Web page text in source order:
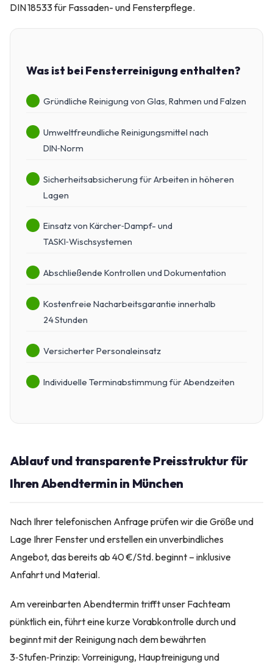
DIN 18533 für Fassaden- und Fensterpflege.
Was ist bei Fensterreinigung enthalten?
Gründliche Reinigung von Glas, Rahmen und Falzen
Umweltfreundliche Reinigungsmittel nach
DIN‑Norm
Sicherheitsabsicherung für Arbeiten in höheren
Lagen
Einsatz von Kärcher‑Dampf- und
TASKI‑Wischsystemen
Abschließende Kontrollen und Dokumentation
Kostenfreie Nacharbeitsgarantie innerhalb
24 Stunden
Versicherter Personaleinsatz
Individuelle Terminabstimmung für Abendzeiten
Ablauf und transparente Preisstruktur für
Ihren Abendtermin in München
Nach Ihrer telefonischen Anfrage prüfen wir die Größe und
Lage Ihrer Fenster und erstellen ein unverbindliches
Angebot, das bereits ab 40 €/Std. beginnt – inklusive
Anfahrt und Material.
Am vereinbarten Abendtermin trifft unser Fachteam
pünktlich ein, führt eine kurze Vorabkontrolle durch und
beginnt mit der Reinigung nach dem bewährten
3‑Stufen‑Prinzip: Vorreinigung, Hauptreinigung und